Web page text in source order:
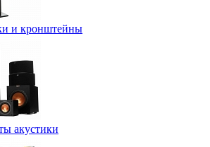
и кронштейны
акустики